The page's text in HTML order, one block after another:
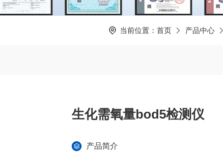
当前位置： 首页 产品中心
生化需氧量bod5检测仪
产品简介